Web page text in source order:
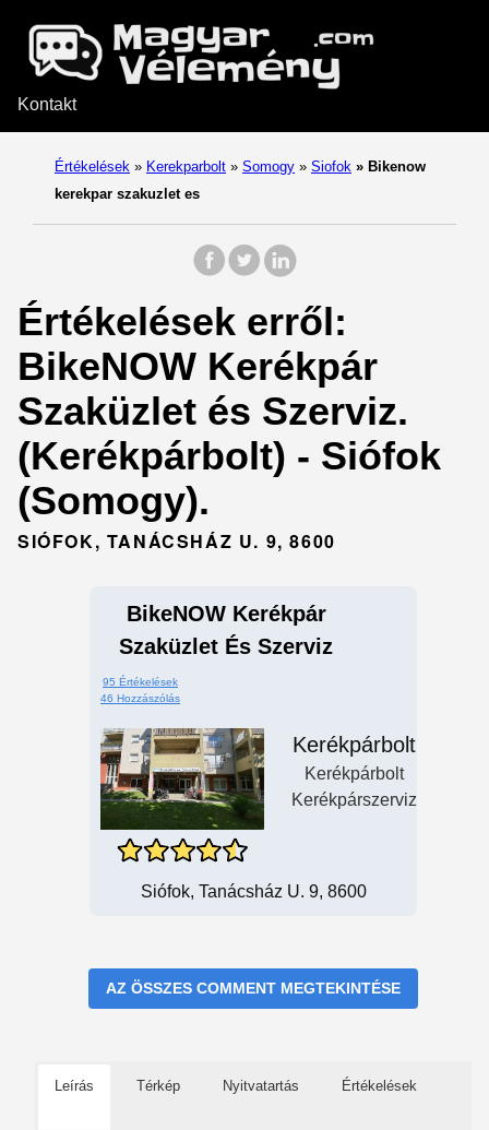
Kontakt
Értékelések » Kerekparbolt » Somogy » Siofok » Bikenow
kerekpar szakuzlet es
Értékelések erről:
BikeNOW Kerékpár
Szaküzlet és Szerviz.
(Kerékpárbolt) - Siófok
(Somogy).
SIÓFOK, TANÁCSHÁZ U. 9, 8600
BikeNOW Kerékpár
Szaküzlet És Szerviz
95 Értékelések
46 Hozzászólás
Kerékpárbolt
Kerékpárbolt
Kerékpárszerviz
Siófok, Tanácsház U. 9, 8600
AZ ÖSSZES COMMENT MEGTEKINTÉSE
Leírás Térkép Nyitvatartás Értékelések